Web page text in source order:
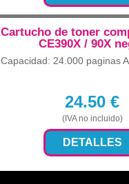
Cartucho de toner
CE390X / 90X
Capacidad: 24.000 paginas
24.50 €
(IVA no incluido)
DETALLES